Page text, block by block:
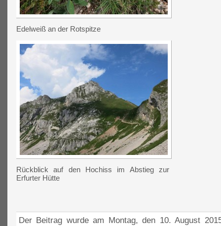
Edelweiß an der Rotspitze
Rückblick auf den Hochiss im Abstieg zur
Erfurter Hütte
Der Beitrag wurde am Montag, den 10. August